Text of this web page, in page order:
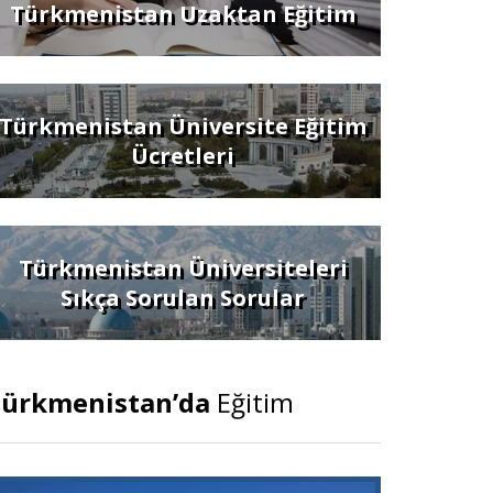
Türkmenistan Uzaktan Eğitim
Türkmenistan Üniversite Eğitim
Ücretleri
Türkmenistan Üniversiteleri
Sıkça Sorulan Sorular
Eğitim